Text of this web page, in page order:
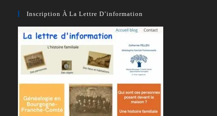
Inscription À La Lettre D’information